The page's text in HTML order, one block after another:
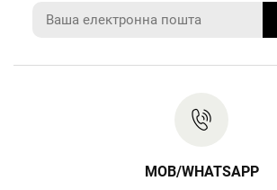
MOB/WHATSAPP